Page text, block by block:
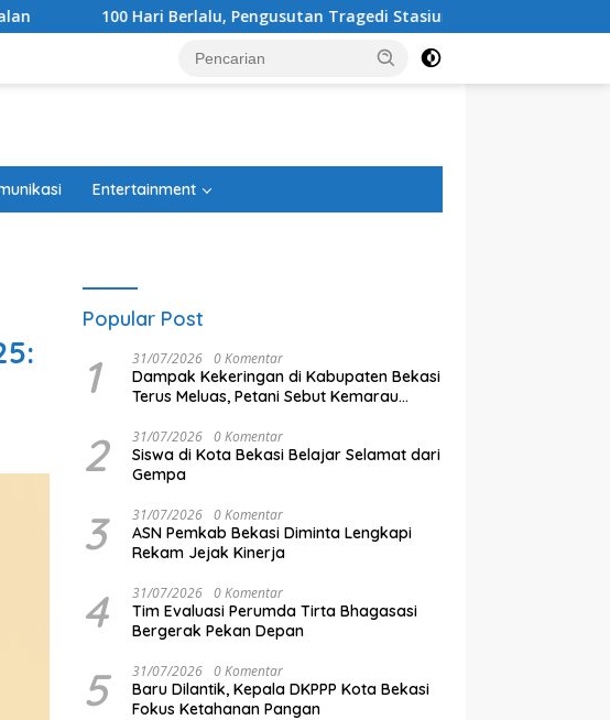
Pengusutan Tragedi Stasiun Bekasi Timur Belum Tuntas
Entertainment
Popular Post
1 31/07/2026 0 Komentar
Dampak Kekeringan di Kabupaten Bekasi
Terus Meluas, Petani Sebut Kemarau
2 31/07/2026 0 Komentar
Siswa di Kota Bekasi Belajar Selamat dari
Gempa
3 31/07/2026 0 Komentar
ASN Pemkab Bekasi Diminta Lengkapi
Rekam Jejak Kinerja
4 31/07/2026 0 Komentar
Tim Evaluasi Perumda Tirta Bhagasasi
Bergerak Pekan Depan
5 31/07/2026 0 Komentar
Baru Dilantik, Kepala DKPPP Kota Bekasi
Fokus Ketahanan Pangan